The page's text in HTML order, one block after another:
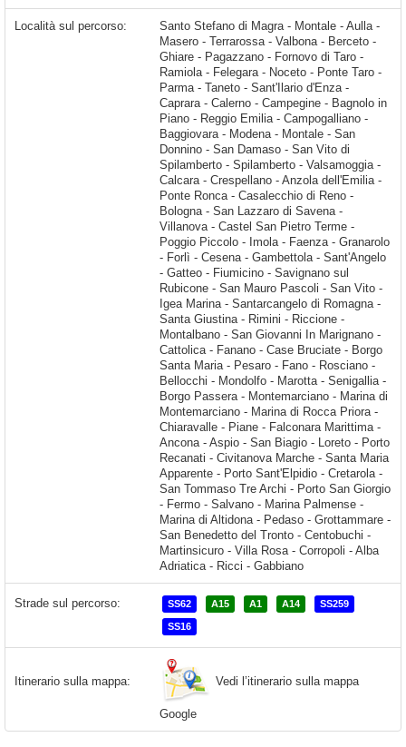
Località sul percorso: Santo Stefano di Magra - Montale - Aulla - Masero - Terrarossa - Valbona - Berceto - Ghiare - Pagazzano - Fornovo di Taro - Ramiola - Felegara - Noceto - Ponte Taro - Parma - Taneto - Sant'Ilario d'Enza - Caprara - Calerno - Campegine - Bagnolo in Piano - Reggio Emilia - Campogalliano - Baggiovara - Modena - Montale - San Donnino - San Damaso - San Vito di Spilamberto - Spilamberto - Valsamoggia - Calcara - Crespellano - Anzola dell'Emilia - Ponte Ronca - Casalecchio di Reno - Bologna - San Lazzaro di Savena
Strade sul percorso: SS62 A15 A1 A14 SS259
SS16
Itinerario sulla mappa: Vedi l’itinerario sulla mappa
Google